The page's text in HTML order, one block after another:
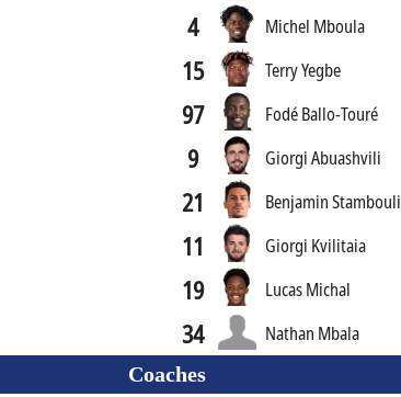
4 Michel Mboula
15 Terry Yegbe
97 Fodé Ballo-Touré
9 Giorgi Abuashvili
21 Benjamin Stambouli
11 Giorgi Kvilitaia
19 Lucas Michal
34
Nathan Mbala
Coaches